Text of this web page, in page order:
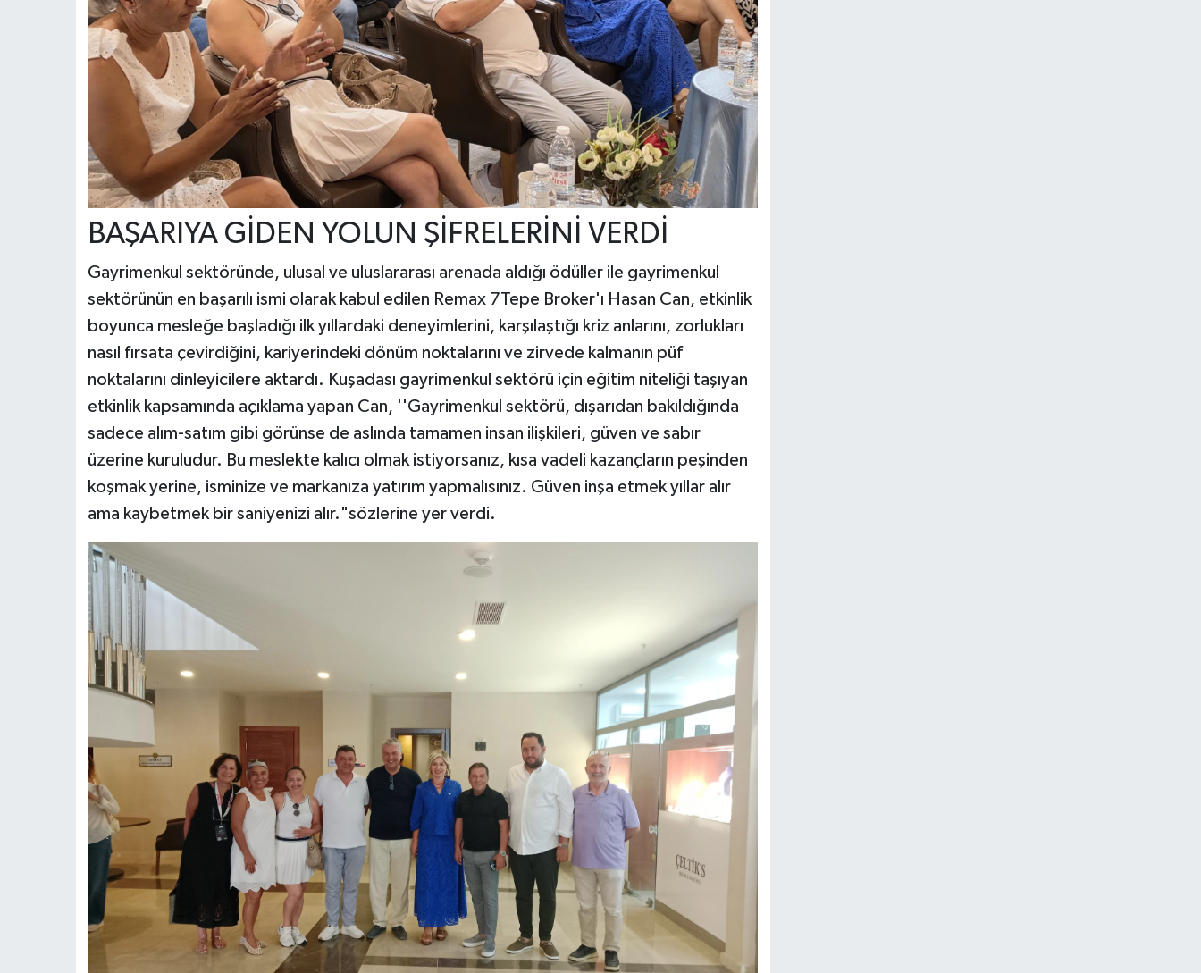
BAŞARIYA GİDEN YOLUN ŞİFRELERİNİ VERDİ
Gayrimenkul sektöründe, ulusal ve uluslararası arenada aldığı ödüller ile gayrimenkul
sektörünün en başarılı ismi olarak kabul edilen Remax 7Tepe Broker'ı Hasan Can, etkinlik
boyunca mesleğe başladığı ilk yıllardaki deneyimlerini, karşılaştığı kriz anlarını, zorlukları
nasıl fırsata çevirdiğini, kariyerindeki dönüm noktalarını ve zirvede kalmanın püf
noktalarını dinleyicilere aktardı. Kuşadası gayrimenkul sektörü için eğitim niteliği taşıyan
etkinlik kapsamında açıklama yapan Can, ''Gayrimenkul sektörü, dışarıdan bakıldığında
sadece alım-satım gibi görünse de aslında tamamen insan ilişkileri, güven ve sabır
üzerine kuruludur. Bu meslekte kalıcı olmak istiyorsanız, kısa vadeli kazançların peşinden
koşmak yerine, isminize ve markanıza yatırım yapmalısınız. Güven inşa etmek yıllar alır
ama kaybetmek bir saniyenizi alır."sözlerine yer verdi.